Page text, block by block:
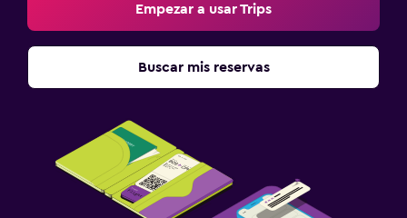
Empezar a usar Trips
Buscar mis reservas